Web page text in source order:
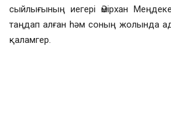
сыйлығының иегері Әмірхан
таңдап алған һәм соның жолында
қаламгер.